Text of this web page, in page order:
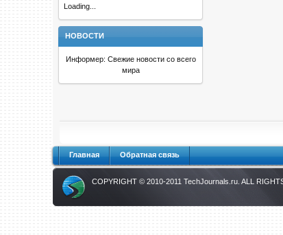
Loading...
НОВОСТИ
Информер: Свежие новости со всего
мира
Главная Обратная связь
COPYRIGHT © 2010-2011 TechJournals.ru . ALL